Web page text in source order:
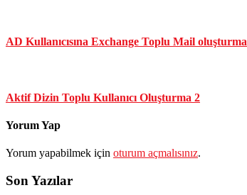
AD Kullanıcısına Exchange Toplu Mail oluşturma
Aktif Dizin Toplu Kullanıcı Oluşturma 2
Yorum Yap
Yorum yapabilmek için oturum açmalısınız.
Son Yazılar